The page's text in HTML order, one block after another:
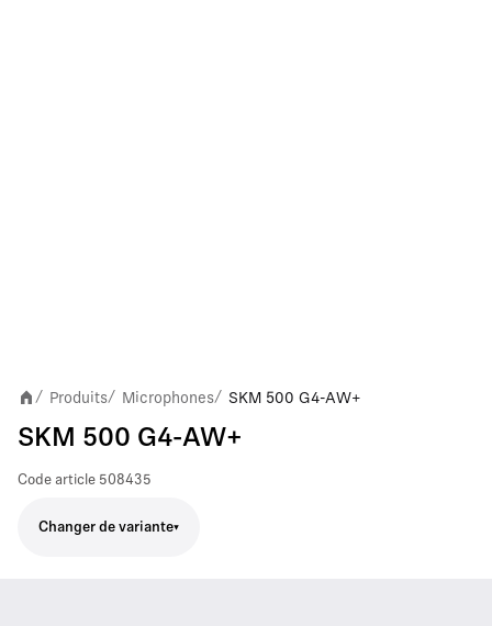
/ Produits/ Microphones/ SKM 500 G4-AW+
SKM 500 G4-AW+
Code article 508435
Changer de variante